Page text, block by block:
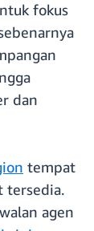
fokus
dan
tempat
tersedia.
agen